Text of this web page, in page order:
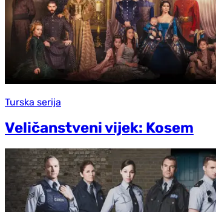
Turska serija
Veličanstveni vijek: Kosem